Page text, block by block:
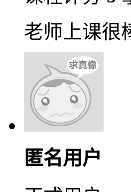
老师上课很
匿名用户